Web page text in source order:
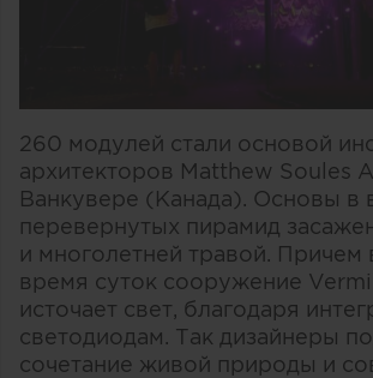
260 модулей стали основой
архитекторов Matthew Soules
Ванкувере (Канада). Основы в
перевернутых пирамид
и многолетней травой. Причем
время суток сооружение
источает свет, благодаря
светодиодам. Так дизайнеры
сочетание живой природы и